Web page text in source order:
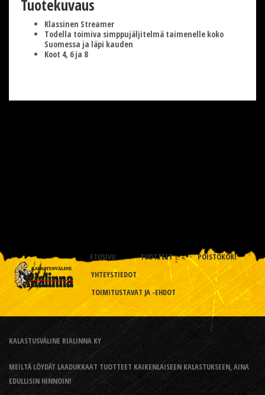
Tuotekuvaus
Klassinen Streamer
Todella toimiva simppujäljitelmä taimenelle koko
Suomessa ja läpi kauden
Koot 4, 6 ja 8
ETUSIVU TUOTTEET
POISTOKORI
YHTEYSTIEDOT
TOIMITUSTAVAT JA -EHDOT
KALASTUSVÄLINE RIALINNA KY
MEILTÄ LÖYDÄT LAADUKKAAT TUOTTEET KAIKENLAISEEN KALASTUKSEEN, AINA
EDULLISIN HINNOIN!